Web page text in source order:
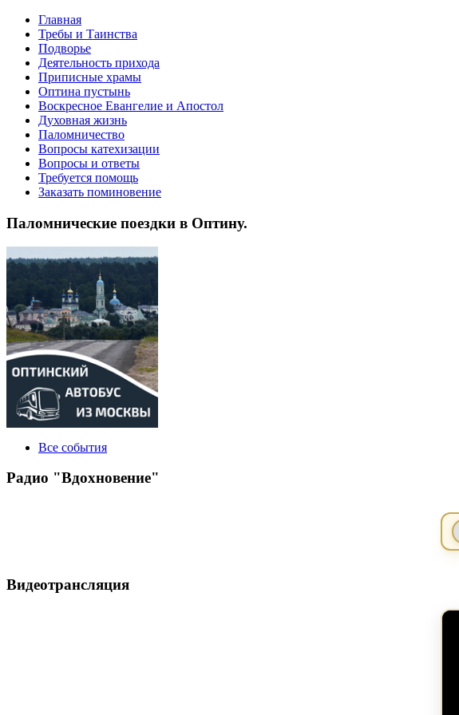
Главная
Требы и Таинства
Подворье
Деятельность прихода
Приписные храмы
Оптина пустынь
Воскресное Евангелие и Апостол
Духовная жизнь
Паломничество
Вопросы катехизации
Вопросы и ответы
Требуется помощь
Заказать поминовение
Паломнические поездки в Оптину.
Все события
Радио "Вдохновение"
Видеотрансляция